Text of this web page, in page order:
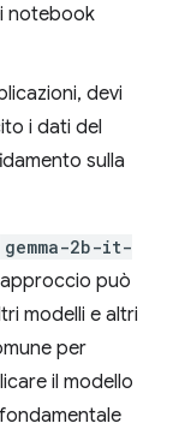
notebook
devi
i dati del
sulla
gemma-2b-it-
può
modelli e altri
per
il modello